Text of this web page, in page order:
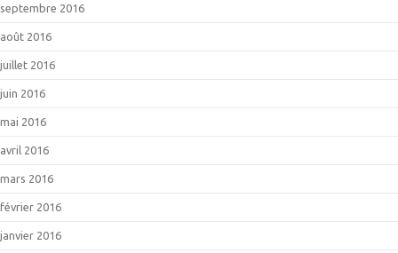
septembre 2016
août 2016
juillet 2016
juin 2016
mai 2016
avril 2016
mars 2016
février 2016
janvier 2016